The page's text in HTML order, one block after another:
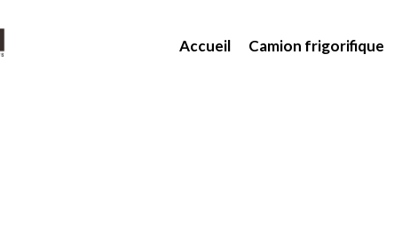
Accueil Camion frigorifique